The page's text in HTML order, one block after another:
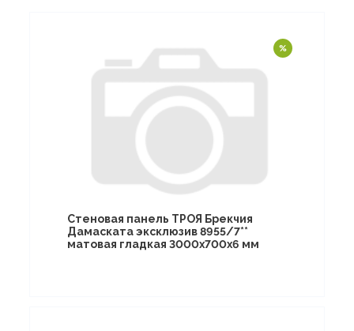
Стеновая панель ТРОЯ Брекчия
Дамаската эксклюзив 8955/7**
матовая гладкая 3000х700х6 мм